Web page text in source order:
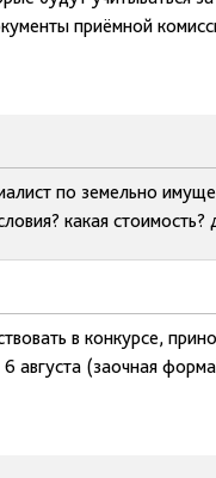
приёмной
по земельно
какая
в конкурсе,
августа (заочная